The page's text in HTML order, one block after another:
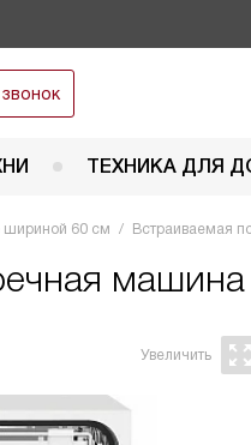
ТЕХНИКА ДЛЯ
шириной 60 см Встраиваемая
машина